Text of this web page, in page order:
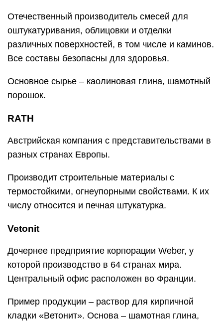
Отечественный производитель смесей для
оштукатуривания, облицовки и отделки
различных поверхностей, в том числе и каминов.
Все составы безопасны для здоровья.
Основное сырье – каолиновая глина, шамотный
порошок.
RATH
Австрийская компания с представительствами в
разных странах Европы.
Производит строительные материалы с
термостойкими, огнеупорными свойствами. К их
числу относится и печная штукатурка.
Vetonit
Дочернее предприятие корпорации Weber, у
которой производство в 64 странах мира.
Центральный офис расположен во Франции.
Пример продукции – раствор для кирпичной
кладки «Ветонит». Основа – шамотная глина,